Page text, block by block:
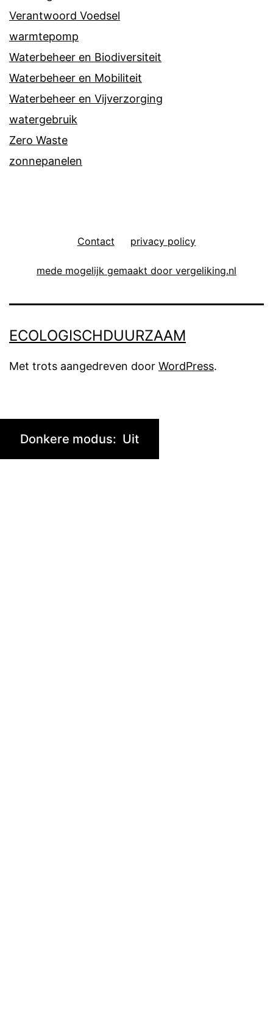
Verantwoord Voedsel
warmtepomp
Waterbeheer en Biodiversiteit
Waterbeheer en Mobiliteit
Waterbeheer en Vijverzorging
watergebruik
Zero Waste
zonnepanelen
Contact privacy policy
mede mogelijk gemaakt door vergeliking.nl
ECOLOGISCHDUURZAAM
Met trots aangedreven door WordPress.
Donkere modus: